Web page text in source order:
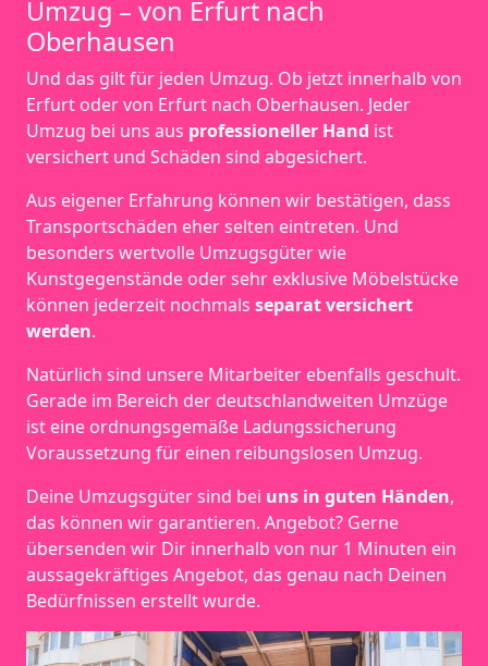
Umzug – von Erfurt nach
Oberhausen
Und das gilt für jeden Umzug. Ob jetzt innerhalb von
Erfurt oder von Erfurt nach Oberhausen. Jeder
Umzug bei uns aus professioneller Hand ist
versichert und Schäden sind abgesichert.
Aus eigener Erfahrung können wir bestätigen, dass
Transportschäden eher selten eintreten. Und
besonders wertvolle Umzugsgüter wie
Kunstgegenstände oder sehr exklusive Möbelstücke
können jederzeit nochmals separat versichert
werden.
Natürlich sind unsere Mitarbeiter ebenfalls geschult.
Gerade im Bereich der deutschlandweiten Umzüge
ist eine ordnungsgemäße Ladungssicherung
Voraussetzung für einen reibungslosen Umzug.
Deine Umzugsgüter sind bei uns in guten Händen,
das können wir garantieren. Angebot? Gerne
übersenden wir Dir innerhalb von nur 1 Minuten ein
aussagekräftiges Angebot, das genau nach Deinen
Bedürfnissen erstellt wurde.